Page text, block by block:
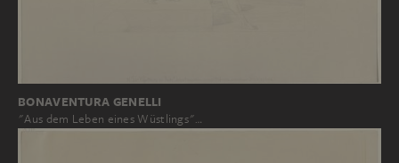
BONAVENTURA GENELLI
"Aus dem Leben eines Wüstlings"…